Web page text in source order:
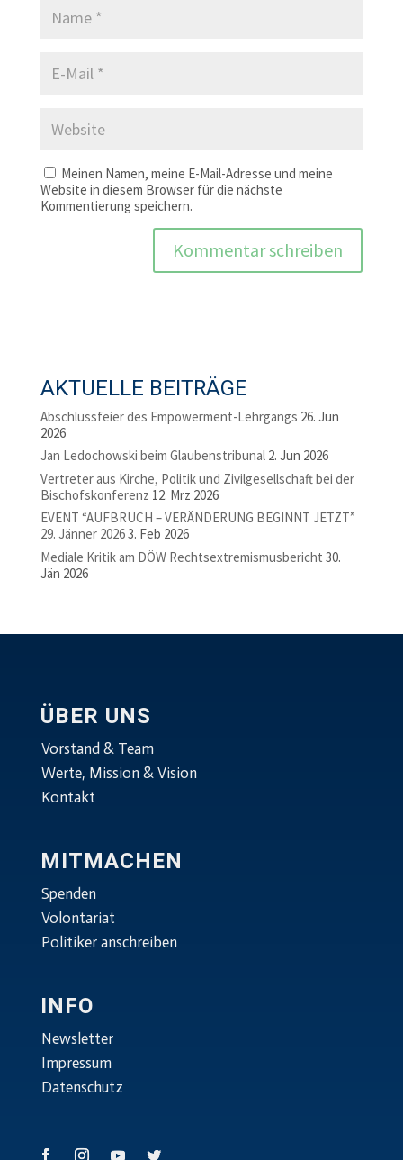
Meinen Namen, meine E-Mail-Adresse und meine
Website in diesem Browser für die nächste
Kommentierung speichern.
AKTUELLE BEITRÄGE
Abschlussfeier des Empowerment-Lehrgangs 26. Jun
2026
Jan Ledochowski beim Glaubenstribunal 2. Jun 2026
Vertreter aus Kirche, Politik und Zivilgesellschaft bei der
Bischofskonferenz 12. Mrz 2026
EVENT “AUFBRUCH – VERÄNDERUNG BEGINNT JETZT”
29. Jänner 20263. Feb 2026
Mediale Kritik am DÖW Rechtsextremismusbericht 30.
Jän 2026
ÜBER UNS
Vorstand & Team
Werte, Mission & Vision
Kontakt
MITMACHEN
Spenden
Volontariat
Politiker anschreiben
INFO
Newsletter
Impressum
Datenschutz